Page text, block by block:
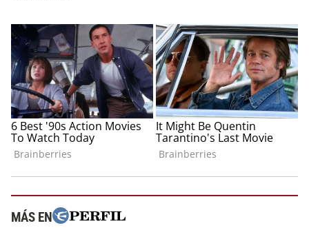
MÁS EN